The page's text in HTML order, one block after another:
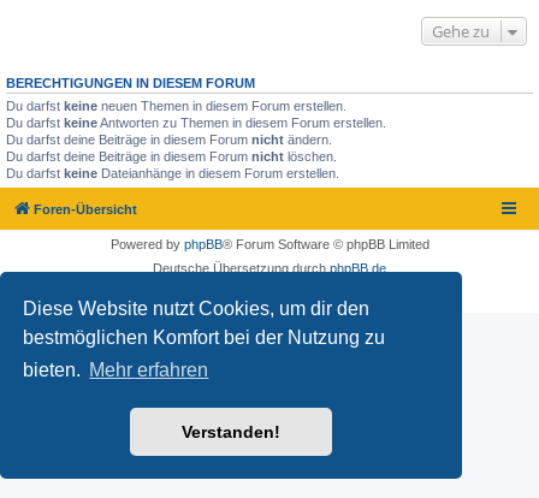
Diese Website nutzt Cookies, um dir den
bestmöglichen Komfort bei der Nutzung zu
bieten. Mehr erfahren
Verstanden!
Gehe zu
BERECHTIGUNGEN IN DIESEM FORUM
Du darfst keine neuen Themen in diesem Forum erstellen.
Du darfst keineAntworten zu Themen in diesem Forum erstellen.
Du darfst deine Beiträge in diesem Forum nicht ändern.
Du darfst deine Beiträge in diesem Forum nicht löschen.
Du darfst keine Dateianhänge in diesem Forum erstellen.
Foren-Übersicht
Powered by phpBB® Forum Software © phpBB Limited
Deutsche Übersetzung durch phpBB.de